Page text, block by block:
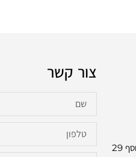
בכתובת: שלמה בן יוסף 29
צור קשר